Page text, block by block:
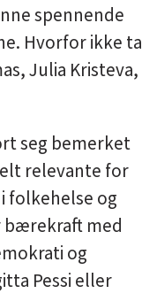
spennende
Hvorfor ikke ta
,Julia Kristeva,
seg bemerket
relevante for
folkehelse og
med
og
Pessi eller